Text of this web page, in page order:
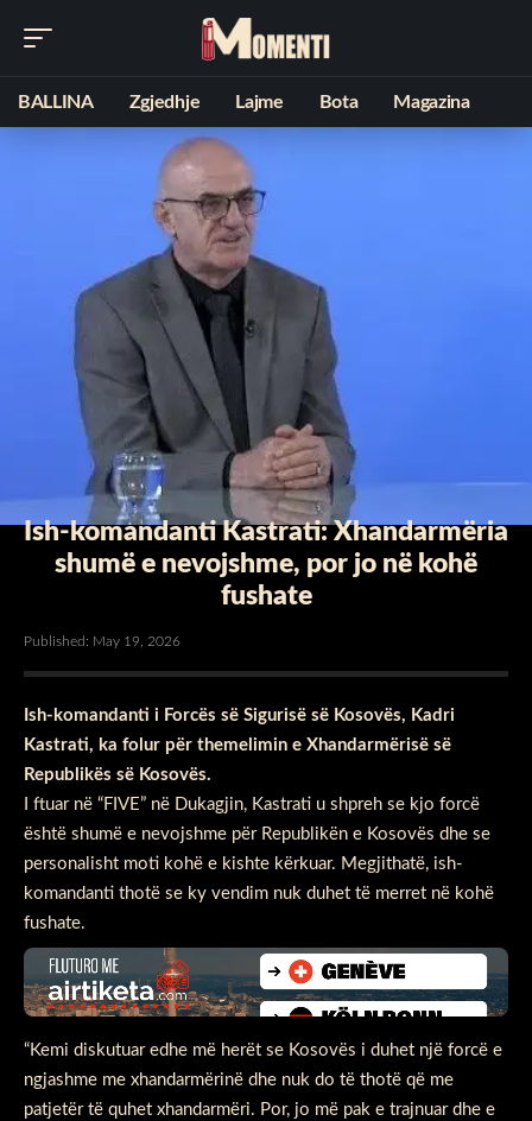
BALLINA Zgjedhje Lajme Bota Magazina
Ish-komandanti Kastrati: Xhandarmëria
shumë e nevojshme, por jo në kohë
fushate
Published: May 19, 2026
Ish-komandanti i Forcës së Sigurisë së Kosovës, Kadri
Kastrati, ka folur për themelimin e Xhandarmërisë së
Republikës së Kosovës.
I ftuar në “FIVE” në Dukagjin, Kastrati u shpreh se kjo forcë
është shumë e nevojshme për Republikën e Kosovës dhe se
personalisht moti kohë e kishte kërkuar. Megjithatë, ish-
komandanti thotë se ky vendim nuk duhet të merret në kohë
fushate.
“Kemi diskutuar edhe më herët se Kosovës i duhet një forcë e
ngjashme me xhandarmërinë dhe nuk do të thotë që me
patjetër të quhet xhandarmëri. Por, jo më pak e trajnuar dhe e